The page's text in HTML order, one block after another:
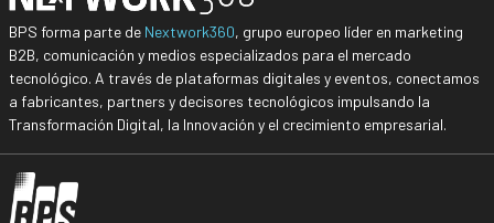
BPS forma parte de Nextwork360, grupo europeo líder en marketing
B2B, comunicación y medios especializados para el mercado
tecnológico. A través de plataformas digitales y eventos, conectamos
a fabricantes, partners y decisores tecnológicos impulsando la
Transformación Digital, la Innovación y el crecimiento empresarial.